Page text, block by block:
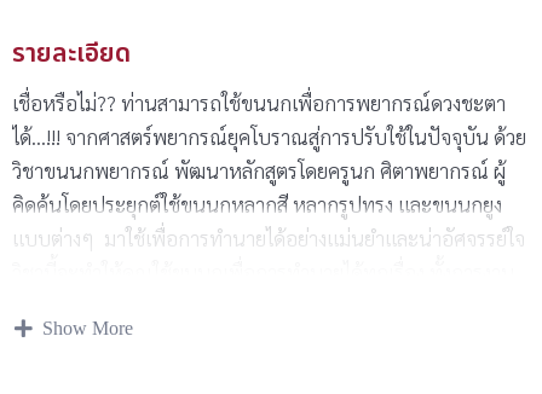
รายละเอียด
เชื่อหรือไม่?? ท่านสามารถใช้ขนนกเพื่อการพยากรณ์ดวงชะตา
ได้...!!! จากศาสตร์พยากรณ์ยุคโบราณสู่การปรับใช้ในปัจจุบัน ด้วย
วิชาขนนกพยากรณ์ พัฒนาหลักสูตรโดยครูนก ศิตาพยากรณ์ ผู้
คิดค้นโดยประยุกต์ใช้ขนนกหลากสี หลากรูปทรง และขนนกยูง
แบบต่างๆ มาใช้เพื่อการทำนายได้อย่างแม่นยำและน่าอัศจรรย์ใจ
อย่างไร ได้แบบมืออาชีพ คอร์สนี้สอนโดย โดยครูนก ศิตา
Show More